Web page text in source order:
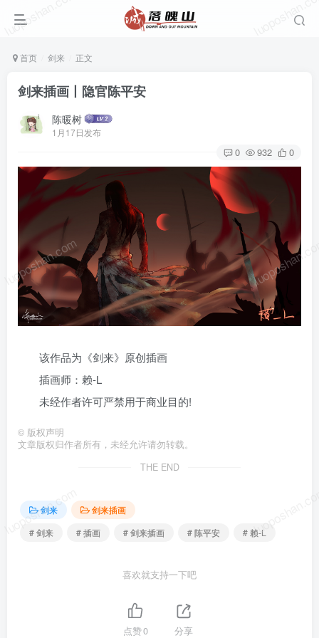
首页 剑来 正文
剑来插画丨隐官陈平安
陈暖树
1月17日发布
0 932 0
luoposhan.com
luoposhan.com
luoposhan.com
该作品为《剑来》原创插画
插画师：赖-L
未经作者许可严禁用于商业目的!
© 版权声明
文章版权归作者所有，未经允许请勿转载。
THE END
剑来
剑来插画
# 剑来
# 插画 # 剑来插画 # 陈平安 # 赖-L
喜欢就支持一下吧
点赞0 分享